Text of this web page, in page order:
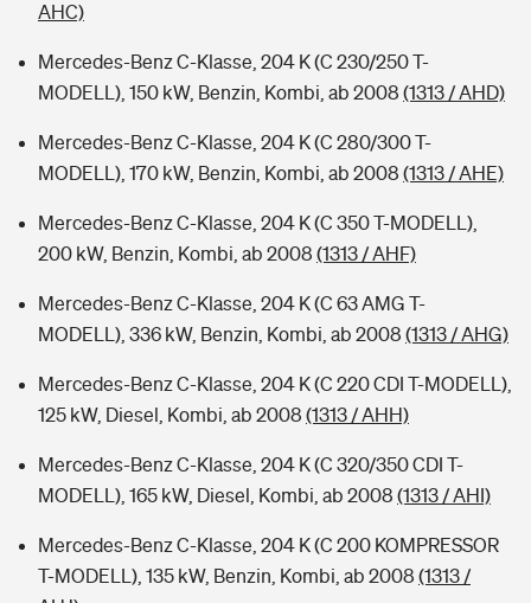
AHC)
Mercedes-Benz C-Klasse, 204 K (C 230/250 T-
MODELL), 150 kW, Benzin, Kombi, ab 2008 (1313 / AHD)
Mercedes-Benz C-Klasse, 204 K (C 280/300 T-
MODELL), 170 kW, Benzin, Kombi, ab 2008 (1313 / AHE)
Mercedes-Benz C-Klasse, 204 K (C 350 T-MODELL),
200 kW, Benzin, Kombi, ab 2008 (1313 / AHF)
Mercedes-Benz C-Klasse, 204 K (C 63 AMG T-
MODELL), 336 kW, Benzin, Kombi, ab 2008 (1313 / AHG)
Mercedes-Benz C-Klasse, 204 K (C 220 CDI T-MODELL),
125 kW, Diesel, Kombi, ab 2008 (1313 / AHH)
Mercedes-Benz C-Klasse, 204 K (C 320/350 CDI T-
MODELL), 165 kW, Diesel, Kombi, ab 2008 (1313 / AHI)
Mercedes-Benz C-Klasse, 204 K (C 200 KOMPRESSOR
T-MODELL), 135 kW, Benzin, Kombi, ab 2008 (1313 /